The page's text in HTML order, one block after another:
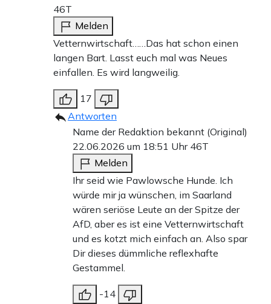
46T
Melden
Vetternwirtschaft……Das hat schon einen
langen Bart. Lasst euch mal was Neues
einfallen. Es wird langweilig.
17
Antworten
Name der Redaktion bekannt (Original)
22.06.2026 um 18:51 Uhr 46T
Melden
Ihr seid wie Pawlowsche Hunde. Ich
würde mir ja wünschen, im Saarland
wären seriöse Leute an der Spitze der
AfD, aber es ist eine Vetternwirtschaft
und es kotzt mich einfach an. Also spar
Dir dieses dümmliche reflexhafte
Gestammel.
-14